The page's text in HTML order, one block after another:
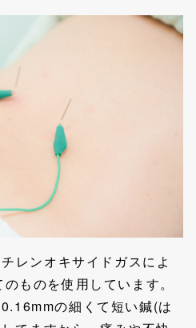
レンオキサイドガスによ
ものを使用しています。
の細くて短い鍼(は